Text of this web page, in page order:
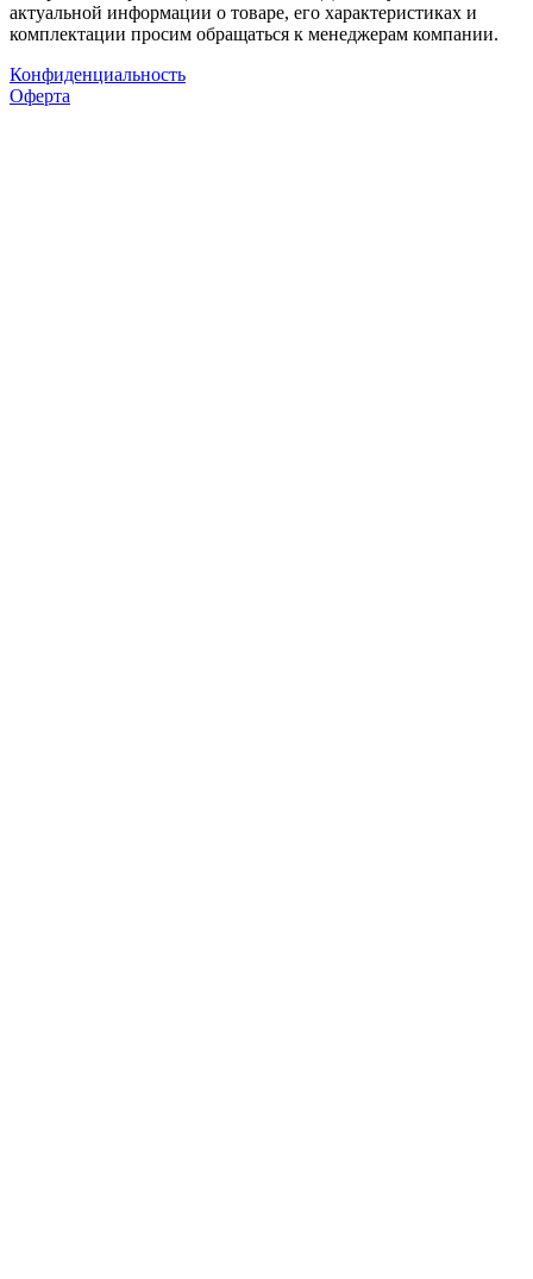
актуальной информации о товаре, его характеристиках и
комплектации просим обращаться к менеджерам компании.
Конфиденциальность
Оферта